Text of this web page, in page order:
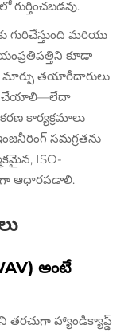
మరియు
కూడా
మార్పు తయారీదారులు
చేయాలి—లేదా
కార్యక్రమాలు
సమగ్రతను
ISO-
ఆధారపడాలి.
అంటే
తరచుగా హ్యాండిక్యాప్డ్